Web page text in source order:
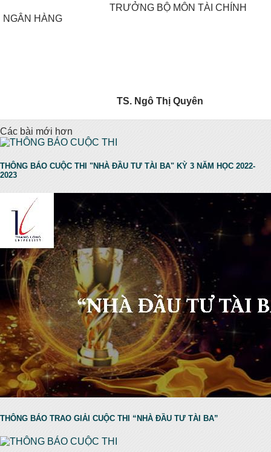
TRƯỞNG BỘ MÔN TÀI CHÍNH
NGÂN HÀNG
TS. Ngô Thị Quyên
Các bài mới hơn
THÔNG BÁO CUỘC THI "NHÀ ĐẦU TƯ TÀI BA" KỲ 3 NĂM HỌC 2022-
2023
THÔNG BÁO TRAO GIẢI CUỘC THI “NHÀ ĐẦU TƯ TÀI BA”